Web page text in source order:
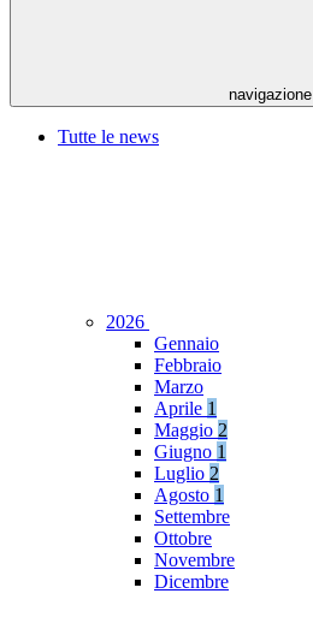
navigazione
Tutte le news
2026
Gennaio
Febbraio
Marzo
Aprile 1
Maggio 2
Giugno 1
Luglio 2
Agosto 1
Settembre
Ottobre
Novembre
Dicembre